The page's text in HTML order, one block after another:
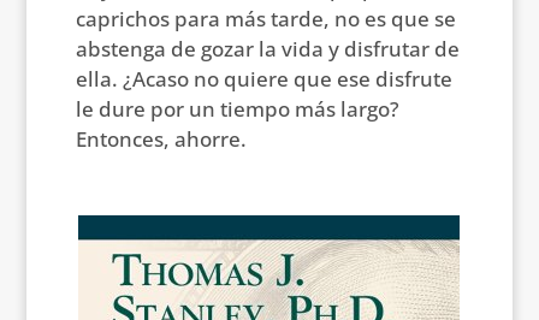
caprichos para más tarde, no es que se
abstenga de gozar la vida y disfrutar de
ella. ¿Acaso no quiere que ese disfrute
le dure por un tiempo más largo?
Entonces, ahorre.